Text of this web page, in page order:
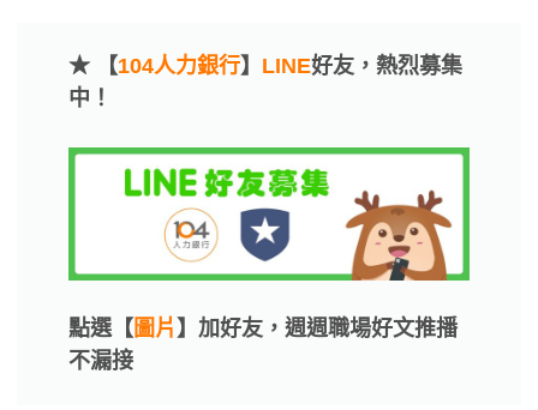
★ 【104人力銀行】 LINE好友，熱烈募集
中！
點選【 圖片 】加好友，週週職場好文推播
不漏接